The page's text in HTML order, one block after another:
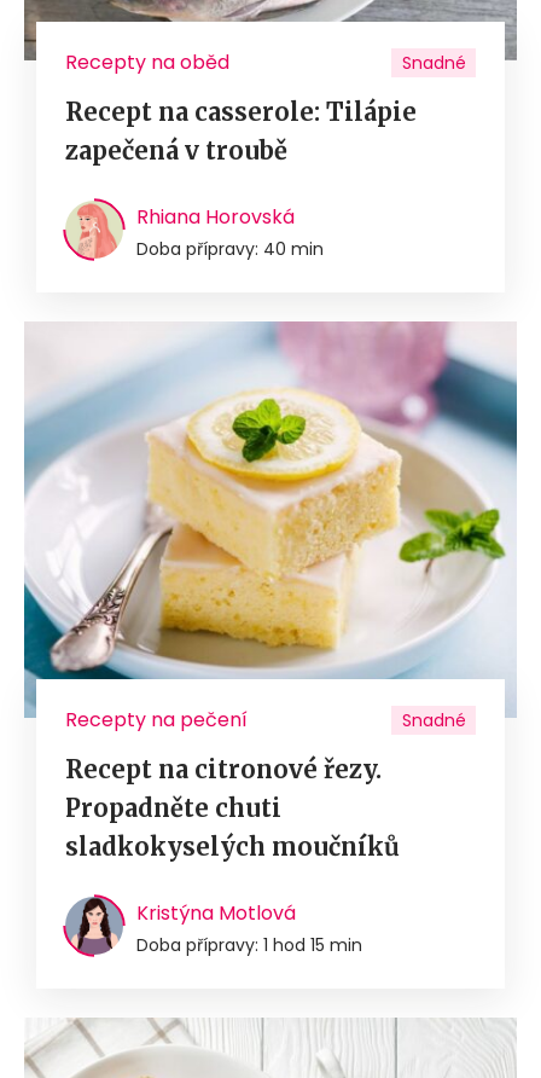
Recepty na oběd Snadné
Recept na casserole: Tilápie
zapečená v troubě
Rhiana Horovská
Doba přípravy: 40 min
Recepty na pečení Snadné
Recept na citronové řezy.
Propadněte chuti
sladkokyselých moučníků
Kristýna Motlová
Doba přípravy: 1 hod 15 min